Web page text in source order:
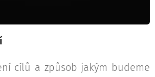
cílů a způsob jakým budeme